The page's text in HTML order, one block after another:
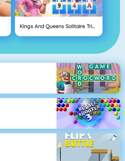
Kings And Queens Solitaire Tripeaks